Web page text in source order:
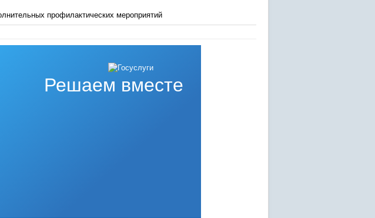
профилактических мероприятий
Решаем вместе